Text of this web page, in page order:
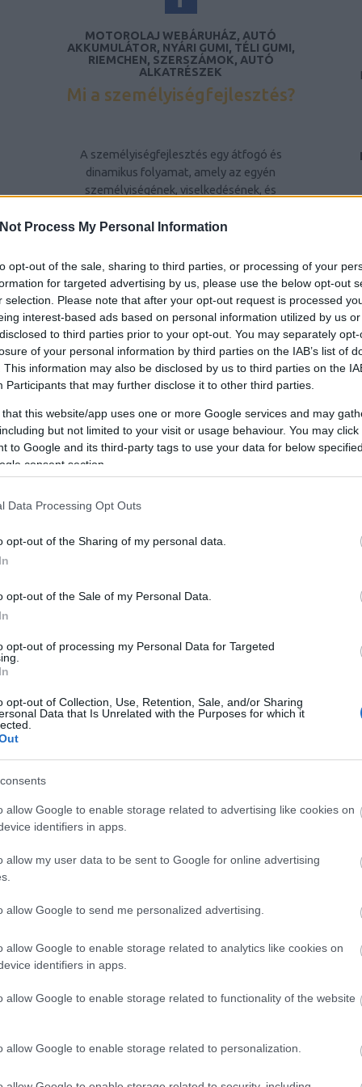
Process My Personal Information
opt-out of the sale, sharing to third parties, or processing of your
for targeted advertising by us, please use the below opt-out
selection. Please note that after your opt-out request is processed
interest-based ads based on personal information utilized by us
to third parties prior to your opt-out. You may separately
of your personal information by third parties on the IAB’s list of
This information may also be disclosed by us to third parties on the
Participants that may further disclose it to other third parties.
that this website/app uses one or more Google services and may
but not limited to your visit or usage behaviour. You may
to Google and its third-party tags to use your data for below
consent section.
Data Processing Opt Outs
opt-out of the Sharing of my personal data.
opt-out of the Sale of my Personal Data.
opt-out of processing my Personal Data for Targeted
opt-out of Collection, Use, Retention, Sale, and/or Sharing
Data that Is Unrelated with the Purposes for which it
allow Google to enable storage related to advertising like cookies on
identifiers in apps.
allow my user data to be sent to Google for online advertising
allow Google to send me personalized advertising.
allow Google to enable storage related to analytics like cookies on
identifiers in apps.
allow Google to enable storage related to functionality of the website
allow Google to enable storage related to personalization.
MOTOROLAJ WEBÁRUHÁZ, AUTÓ
AKKUMULÁTOR, NYÁRI GUMI, TÉLI GUMI,
RIEMCHEN, SZERSZÁMOK, AUTÓ
ALKATRÉSZEK
Mi a személyiségfejlesztés?
A személyiségfejlesztés egy átfogó és
dinamikus folyamat, amely az egyén
személyiségének, viselkedésének, és
irányul. Ez a folyamat nem csupán az egyén
hanem a környezetével való interakciójának
javítását is. A személyiségfejlesztés célja,
hogy az egyén képessé váljon arra, hogy
pozitív módon befolyásolja saját életét, és
hatékonyabban kezelje a mindennapi
kihívásokat és konfliktusokat.
A személyiségfejlesztés fontossága
A személyiségfejlesztés alapvető
jelentőséggel bír az egyén életében, mivel
közvetlen hatással van az önbizalomra, a
kapcsolatokra, a karrierre és az általános
életminőségre. Egy jól kiegyensúlyozott
személyiség segít abban, hogy az egyén képes
legyen adaptálni a változó körülményekhez,
pozitívan kommunikáljon másokkal, és
hatékonyan kezelje a stresszt.
mivel az egyén felismeri és kiaknázza saját
készségek fejlesztése elősegíti az egyértelmű
készségek fejlesztése javítja az
interperszonális kapcsolatokat, segítve az
kapcsolatokat alakítson ki.
során elsajátított technikák, mint például a
készségek, segítenek az egyénnek a stressz
hatékony kezelésében.
5. Pozitív életszemlélet: A pozitív
hozzáállást, ami javítja az általános